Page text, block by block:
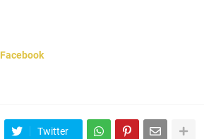
Facebook
Twitter